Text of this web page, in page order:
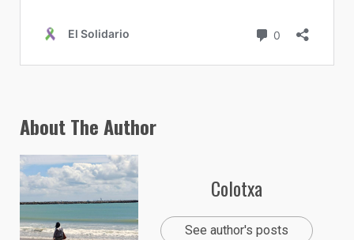
About The Author
Colotxa
See author's posts